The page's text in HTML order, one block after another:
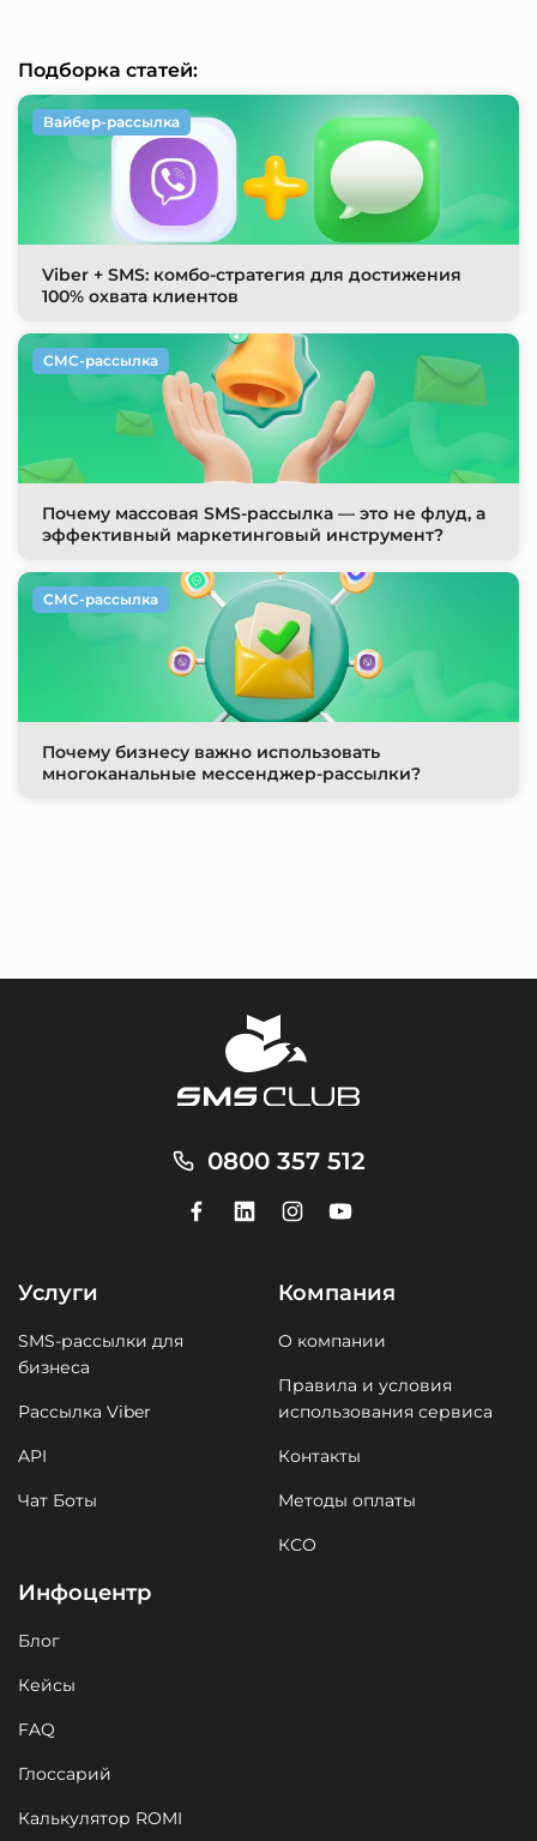
Подборка статей:
Viber + SMS: комбо-стратегия для достижения
100% охвата клиентов
Вайбер-рассылка
Почему массовая SMS-рассылка — это не флуд, а
эффективный маркетинговый инструмент?
СМС-рассылка
Почему бизнесу важно использовать
многоканальные мессенджер-рассылки?
СМС-рассылка
0800 357 512
Услуги
SMS-рассылки для
бизнеса
Рассылка Viber
API
Чат Боты
Компания
О компании
Правила и условия
использования сервиса
Контакты
Методы оплаты
КСО
Инфоцентр
Блог
Кейсы
FAQ
Глоссарий
Калькулятор ROMI